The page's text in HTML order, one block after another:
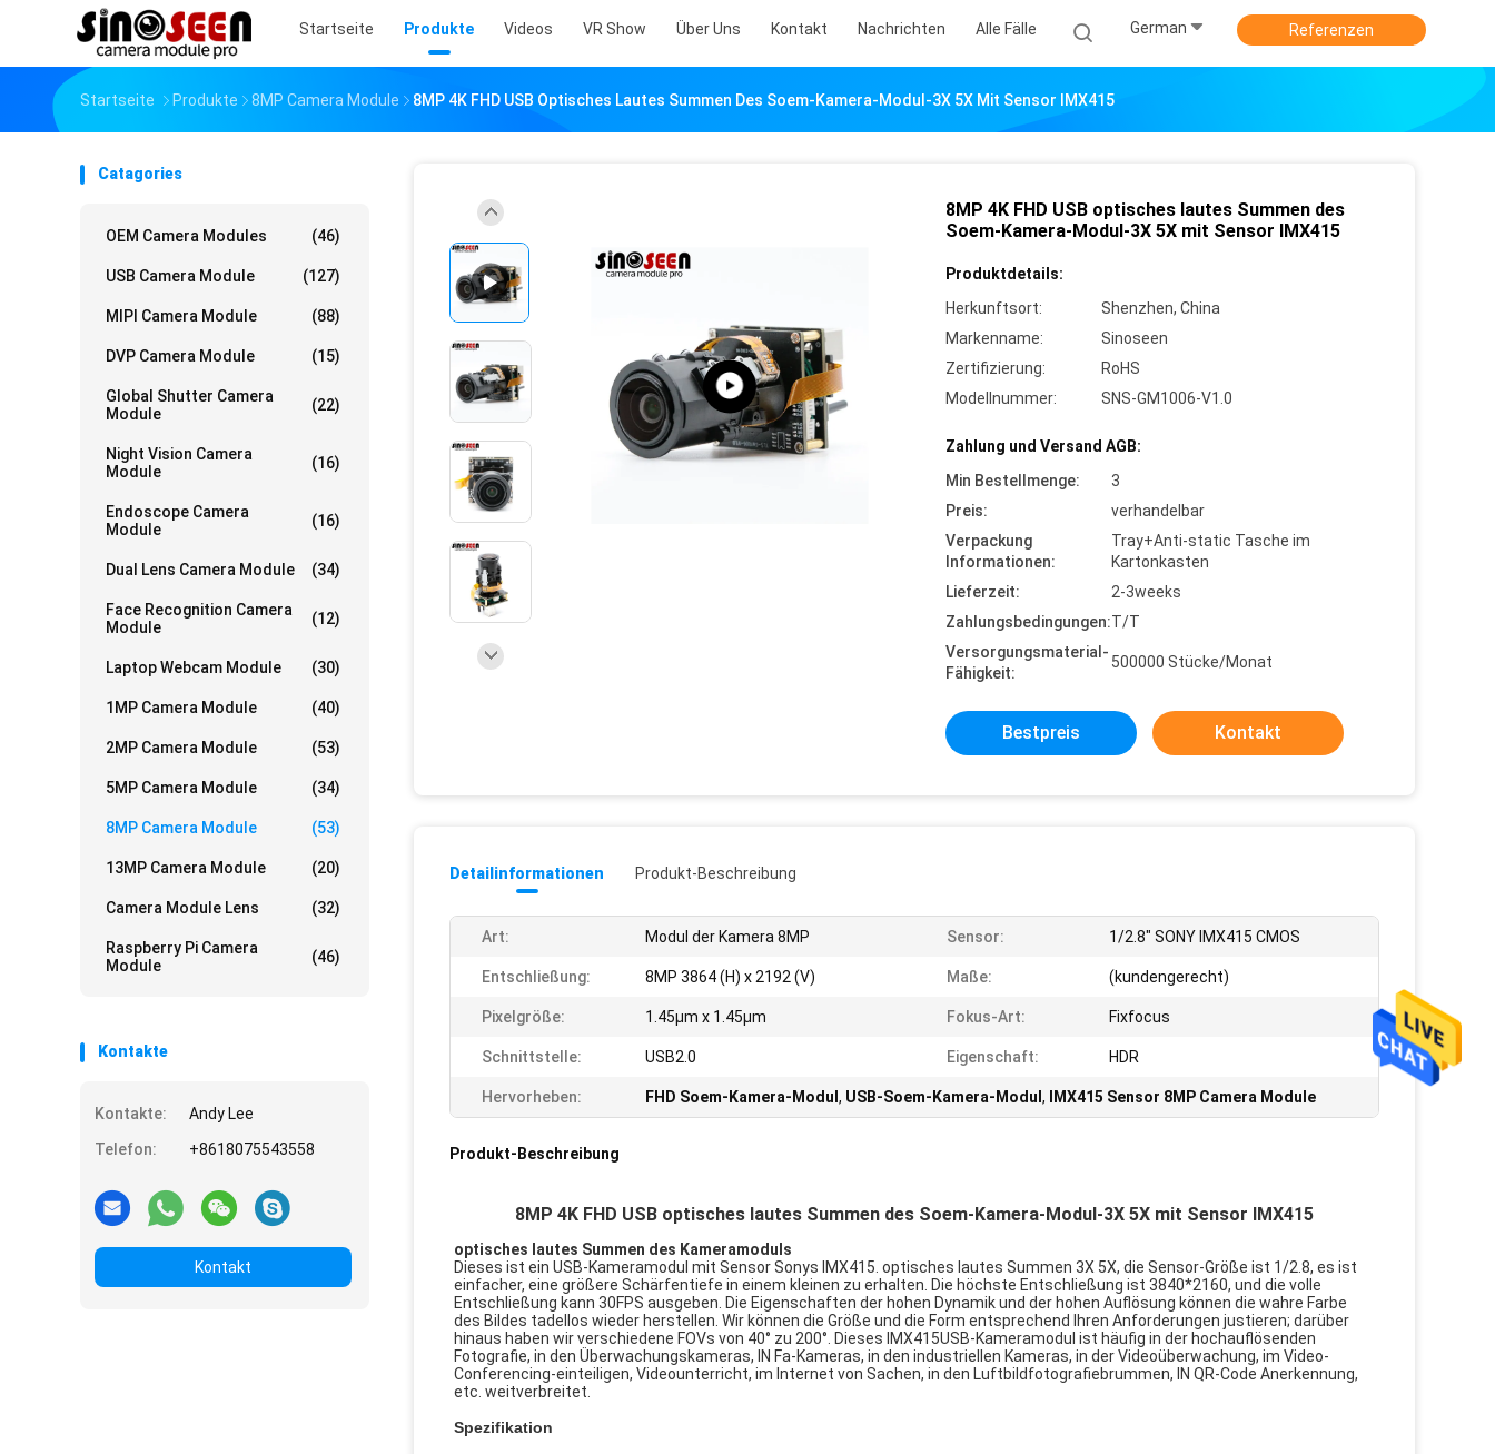
Startseite Produkte Videos VR Show Über Uns Kontakt Nachrichten Alle Fälle German Referenzen
Startseite Produkte 8MP Camera Module 8MP 4K FHD USB Optisches Lautes Summen Des Soem-Kamera-Modul-3X 5X Mit Sensor IMX415
Catagories
OEM Camera Modules (46)
USB Camera Module (127)
MIPI Camera Module (88)
DVP Camera Module (15)
Global Shutter Camera
Module
(22)
Night Vision Camera
Module
(16)
Endoscope Camera
Module
(16)
Dual Lens Camera Module (34)
Face Recognition Camera
Module
(12)
Laptop Webcam Module (30)
1MP Camera Module (40)
2MP Camera Module (53)
5MP Camera Module (34)
8MP Camera Module (53)
13MP Camera Module (20)
Camera Module Lens (32)
Raspberry Pi Camera
Module
(46)
Kontakte
Kontakte:
Andy Lee
Telefon:
+8618075543558
Kontakt
8MP 4K FHD USB optisches lautes Summen des
Soem-Kamera-Modul-3X 5X mit Sensor IMX415
Produktdetails:
Herkunftsort:
Shenzhen, China
Markenname:
Sinoseen
Zertifizierung:
RoHS
Modellnummer:
SNS-GM1006-V1.0
Zahlung und Versand AGB:
Min Bestellmenge:
3
Preis:
verhandelbar
Verpackung
Informationen:
Tray+Anti-static Tasche im
Kartonkasten
Lieferzeit:
2-3weeks
Zahlungsbedingungen:T/T
Versorgungsmaterial-
Fähigkeit:
500000 Stücke/Monat
Bestpreis Kontakt
Detailinformationen Produkt-Beschreibung
Art: Modul der Kamera 8MP Sensor: 1/2.8" SONY IMX415 CMOS
Entschließung: 8MP 3864 (H) x 2192 (V) Maße: (kundengerecht)
Pixelgröße: 1.45µm x 1.45µm Fokus-Art: Fixfocus
Schnittstelle: USB2.0 Eigenschaft: HDR
Hervorheben: FHD Soem-Kamera-Modul , USB-Soem-Kamera-Modul , IMX415 Sensor 8MP Camera Module
Produkt-Beschreibung
8MP 4K FHD USB optisches lautes Summen des Soem-Kamera-Modul-3X 5X mit Sensor IMX415
optisches lautes Summen des Kameramoduls
Dieses ist ein USB-Kameramodul mit Sensor Sonys IMX415. optisches lautes Summen 3X 5X, die Sensor-Größe ist 1/2.8, es ist
einfacher, eine größere Schärfentiefe in einem kleinen zu erhalten. Die höchste Entschließung ist 3840*2160, und die volle
Entschließung kann 30FPS ausgeben. Die Eigenschaften der hohen Dynamik und der hohen Auflösung können die wahre Farbe
des Bildes tadellos wieder herstellen. Wir können die Größe und die Form entsprechend Ihren Anforderungen justieren; darüber
hinaus haben wir verschiedene FOVs von 40° zu 200°. Dieses IMX415USB-Kameramodul ist häufig in der hochauflösenden
Fotografie, in den Überwachungskameras, IN Fa-Kameras, in den industriellen Kameras, in der Videoüberwachung, im Video-
Conferencing-einteiligen, Videounterricht, im Internet von Sachen, in den Luftbildfotografiebrummen, IN QR-Code Anerkennung,
etc. weitverbreitet.
Spezifikation